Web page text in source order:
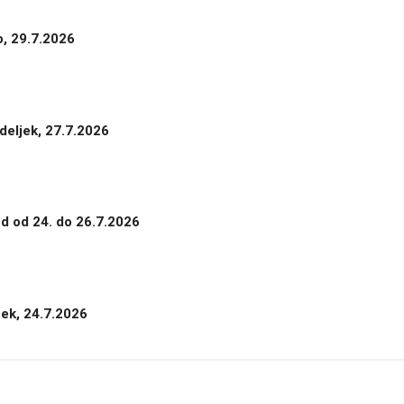
29.7.2026
27.7.2026
od 24. do 26.7.2026
24.7.2026